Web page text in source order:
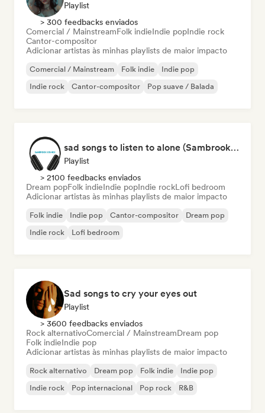
Playlist
> 300 feedbacks enviados
Comercial / MainstreamFolk indieIndie popIndie rock
Cantor-compositor
Adicionar artistas às minhas playlists de maior impacto
Comercial / Mainstream Folk indie
Indie pop
Indie rock
Cantor-compositor Pop suave / Balada
sad songs to listen to alone (Sambrook Sounds)
Playlist
> 2100 feedbacks enviados
Dream popFolk indieIndie popIndie rockLofi bedroom
Adicionar artistas às minhas playlists de maior impacto
Folk indie Indie pop Cantor-compositor
Dream pop
Indie rock
Lofi bedroom
Sad songs to cry your eyes out
Playlist
> 3600 feedbacks enviados
Rock alternativoComercial / MainstreamDream pop
Folk indieIndie pop
Adicionar artistas às minhas playlists de maior impacto
Rock alternativo Dream pop Folk indie
Indie pop
Indie rock
Pop internacional Pop rock R&B